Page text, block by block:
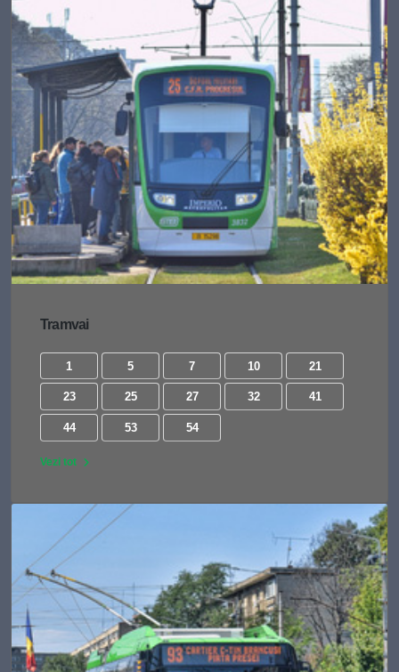
Tramvai
1 5 7 10 21
23 25 27 32 41
44 53 54
Vezi tot